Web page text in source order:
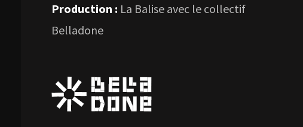
Production : La Balise avec le collectif
Belladone